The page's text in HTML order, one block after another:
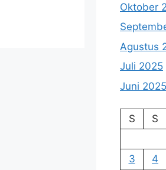
Oktober
Agustus
Juli 2025
Juni 2025
S
S
3
4